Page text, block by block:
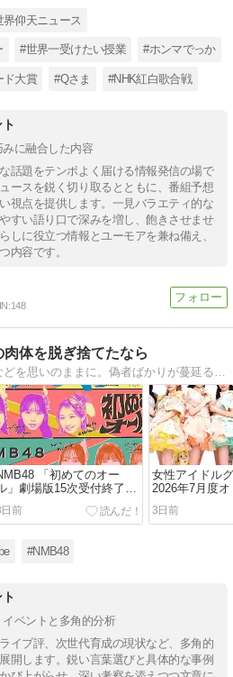
界仰天ニュース
#世界一受けたい授業 #ホンマでっか
ド大賞 #Qさま #NHK紅白歌合戦
に融合した内容
話題をテンポよく届ける情報発信の場で
ースを鋭く切り取るとともに、番組予想
視点を提供します。一見バラエティ的な
すい語り口で深みを増し、飽きさせませ
しに役立つ情報とユーモアを兼ね備え、
内容です。
148
体を脱ぎ捨てたなら
自作詩、映画レビューなどを思いのままに。偽者ばかりが蔓延る世の中で、本音で一石を投じます。
「初めてのオー
」劇場版15次受付終了時
点完売数
前
女性アイドル
2026年7月度
CDシングルラ
3日前
#NMB48
ベントと多角的分析
イブ評、次世代育成の現状など、多角的
開します。鋭い言葉選びと具体的な事例